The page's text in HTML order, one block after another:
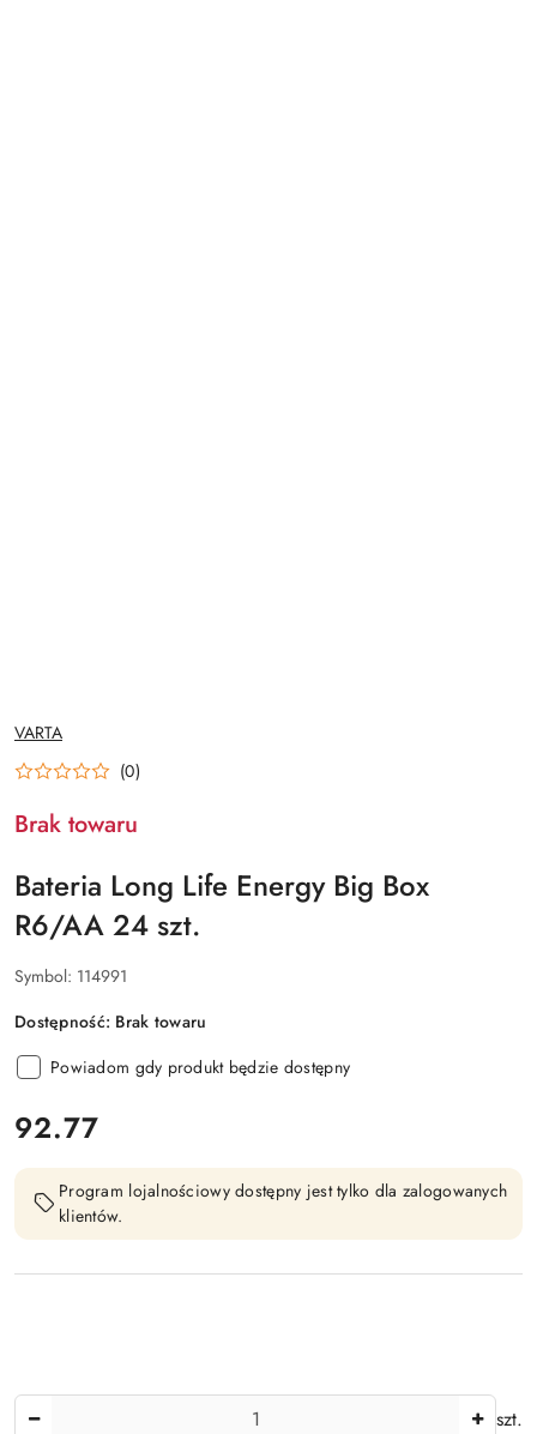
NAZWA
PRODUCENTA:
VARTA
(0)
Brak towaru
Bateria Long Life Energy Big Box
R6/AA 24 szt.
Symbol: 114991
Dostępność: Brak towaru
Powiadom gdy produkt będzie dostępny
cena:
92.77
Program lojalnościowy dostępny jest tylko dla zalogowanych
klientów.
szt.